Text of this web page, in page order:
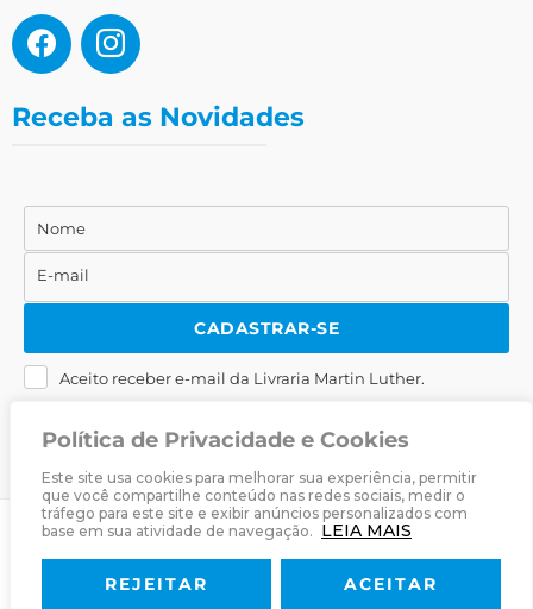
Política de Privacidade e Cookies
Este site usa cookies para melhorar sua experiência, permitir
que você compartilhe conteúdo nas redes sociais, medir o
tráfego para este site e exibir anúncios personalizados com
base em sua atividade de navegação. LEIA MAIS
REJEITAR ACEITAR
Receba as Novidades
Nome
Nome
E-
mail
E-mail
CADASTRAR-SE
Aceito receber e-mail da Livraria Martin Luther.
Livraria Martin Luther· Desenvolvido porZwei Arts
Livraria Política de Privacidade Termos & Condições